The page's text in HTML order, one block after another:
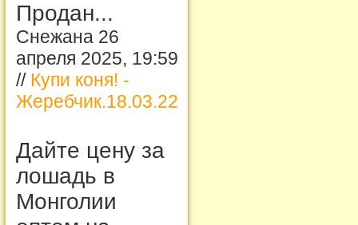
Продан...
Снежана 26
апреля 2025, 19:59
// Купи коня! -
Жеребчик.18.03.22
Дайте цену за
лошадь в
Монголии